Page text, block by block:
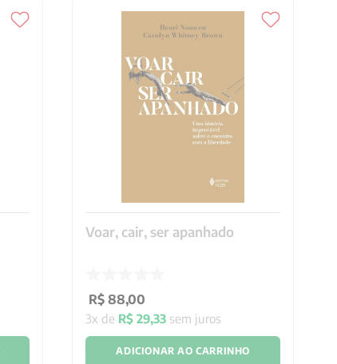
Voar, cair, ser apanhado
R$ 88,00
3x de R$ 29,33 sem juros
ADICIONAR AO CARRINHO